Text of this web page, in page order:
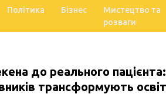
Політика Бізнес
Мистецтво та
розваги
до реального
трансформують